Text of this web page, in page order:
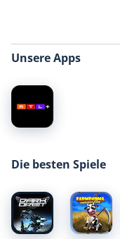
Unsere Apps
Die besten Spiele